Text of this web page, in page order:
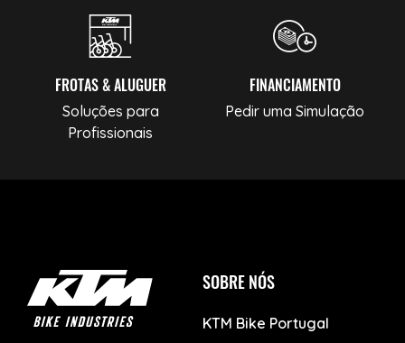
FROTAS & ALUGUER
Soluções para
Profissionais
FINANCIAMENTO
Pedir uma Simulação
SOBRE NÓS
KTM Bike Portugal